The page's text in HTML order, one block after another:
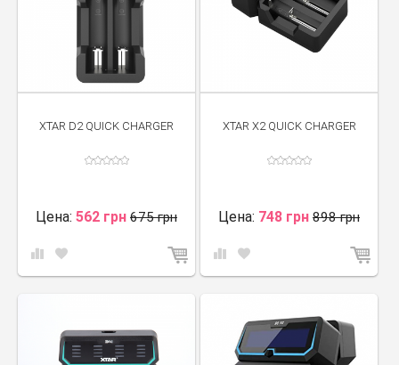
успехи подстегнули Xtar расширить производство. Команда
высококвалифицированных инженеров продвигает новые идеи в
индустрии, на сегодня известно о 70 патентах, выданных Xtar за
инновации. В честь своего десятилетия, компания обновила
слоган: «Сила в твоих руках»
XTAR D2 QUICK CHARGER
Цена: 562 грн 675 грн
XTAR X2 QUICK CHARGER
Цена: 748 грн 898 грн